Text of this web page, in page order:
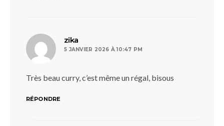
zika
5 JANVIER 2026 À 10:47 PM
Très beau curry, c’est même un régal, bisous
RÉPONDRE